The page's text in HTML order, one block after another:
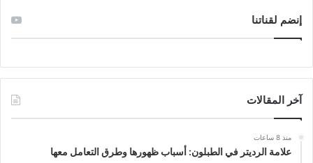
إنضم لقناتنا
آخر المقالات
منذ 8 ساعات
علامة الرديتر في الطبلون: أسباب ظهورها وطرق التعامل معها